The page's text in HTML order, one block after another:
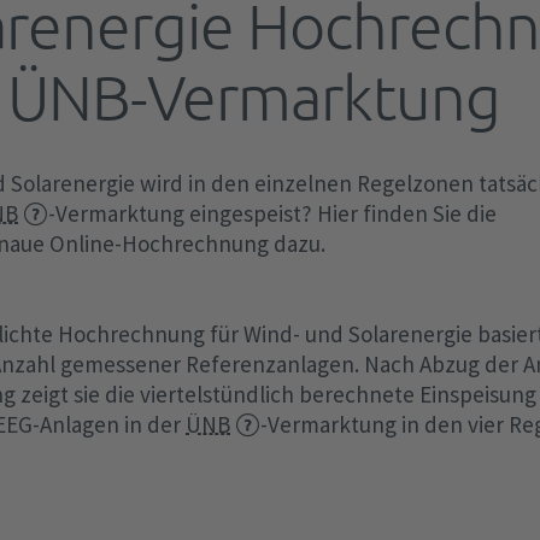
Netzentgelte
Baukostenzuschuss
EEG-Finanzierung
EEG-Abrechnungen
Transparenzanforderungen
Archiv
KWKG
KWKG-Abrechnung
Transparenzanforderungen
Aktivierte Regelleistung
Optimierte Regelleistung
Difference (ungewollter Austausch)
Sondermaßnahmen zum
Bilanzausgleich
Sekündliche Daten
Redispatch
Kapazitätsreserve
Elektrolyseanlagen
Batteriespeichersysteme
Freiwillige Lastreduktion
Nutzen statt Abregeln
Leitlinien Steuerbarkeitscheck nach §
12 Abs. 2 d EnWG
FCA-Verordnung
SO-Verordnung
Datenaustausch
RfG-Verordnung
Vermarktung
Solarenergie wird in den einzelnen Regelzonen
-Vermarktung eingespeist? Hier finden Sie die
Online-Hochrechnung dazu.
Hochrechnung für Wind- und Solarenergie
gemessener Referenzanlagen. Nach Abzug der
zeigt sie die viertelstündlich berechnete Einspeisung
Anlagen in der ÜNB -Vermarktung in den vier